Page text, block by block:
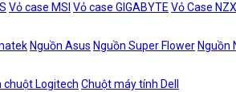
Vỏ case MSI Vỏ case GIGABYTE Vỏ Case
Nguồn Asus Nguồn Super Flower Nguồn
chuột Logitech Chuột máy tính Dell